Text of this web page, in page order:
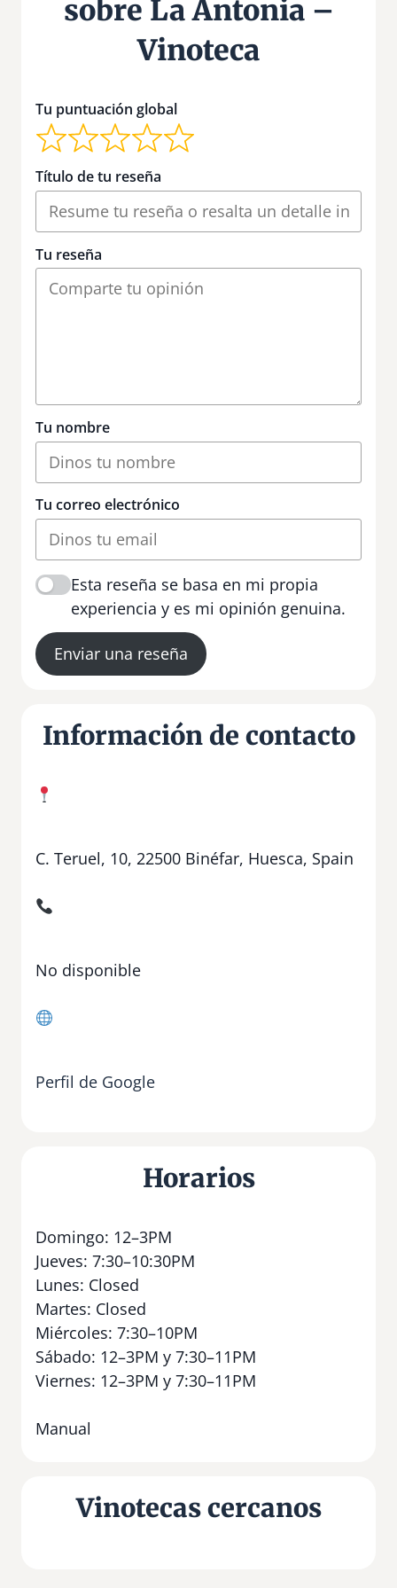
sobre La Antonia –
Vinoteca
Tu puntuación global
Título de tu reseña
Tu reseña
Tu nombre
Tu correo electrónico
Esta reseña se basa en mi propia
experiencia y es mi opinión genuina.
Enviar una reseña
Información de contacto
C. Teruel, 10, 22500 Binéfar, Huesca, Spain
No disponible
Perfil de Google
Horarios
Domingo: 12–3PM
Jueves: 7:30–10:30PM
Lunes: Closed
Martes: Closed
Miércoles: 7:30–10PM
Sábado: 12–3PM y 7:30–11PM
Viernes: 12–3PM y 7:30–11PM
Manual
Vinotecas cercanos